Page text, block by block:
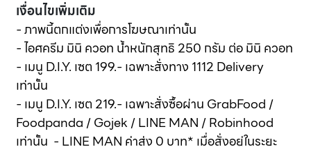
เงื่อนไขเพิ่มเติม
- ภาพนี้ตกแต่งเพื่อการโฆษณาเท่านั้น
- ไอศครีม มินิ ควอท นํ้าหนักสุทธิ 250 กรัม ต่อ มินิ ควอท
- เมนู D.I.Y. เซต 199.- เฉพาะสั่งทาง 1112 Delivery
เท่านั้น
- เมนู D.I.Y. เซต 219.- เฉพาะสั่งซื้อผ่าน GrabFood /
Foodpanda / Gojek / LINE MAN / Robinhood
เท่านั้น - LINE MAN ค่าส่ง 0 บาท* เมื่อสั่งอยู่ในระยะ